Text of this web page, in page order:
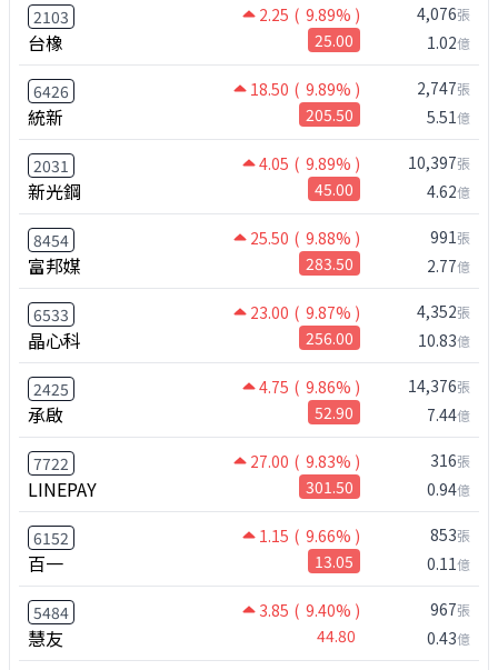
2103 2.25 ( 9.89% )
台橡 25.00
4,076張
1.02億
6426 18.50 ( 9.89% )
統新 205.50
2,747張
5.51億
2031 4.05 ( 9.89% )
新光鋼 45.00
10,397張
4.62億
8454 25.50 ( 9.88% )
富邦媒 283.50
991張
2.77億
6533 23.00 ( 9.87% )
晶心科 256.00
4,352張
10.83億
2425 4.75 ( 9.86% )
承啟 52.90
14,376張
7.44億
7722 27.00 ( 9.83% )
LINEPAY 301.50
316張
0.94億
6152 1.15 ( 9.66% )
百一 13.05
853張
0.11億
5484 3.85 ( 9.40% )
慧友 44.80
967張
0.43億